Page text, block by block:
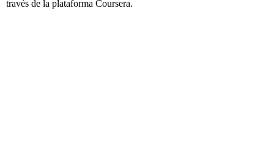
través de la plataforma Coursera.